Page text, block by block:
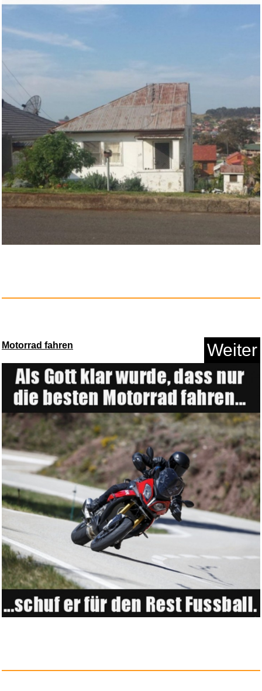
4 Stück Bierflaschenversc...
Anzeige
Anzeige
perfect line - 48 Aktendeckel ...
Anzeige
Motorrad fahren Weiter